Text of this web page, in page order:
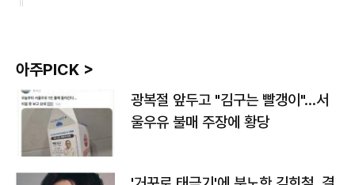
아주PICK >
광복절 앞두고 "김구는 빨갱이"…서
울우유 불매 주장에 황당